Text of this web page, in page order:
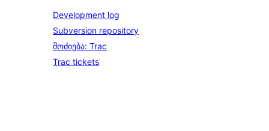
Development log
Subversion repository
მოძიება: Trac
Trac tickets